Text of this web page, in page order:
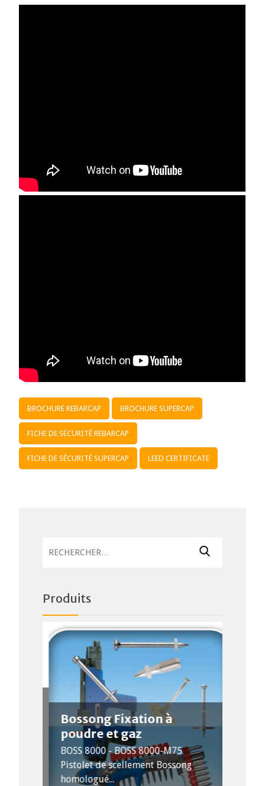
BROCHURE REBARCAP BROCHURE SUPERCAP
FICHE DE SÉCURITÉ REBARCAP
FICHE DE SÉCURITÉ SUPERCAP LEED CERTIFICATE
Produits
Bossong Fixation à
poudre et gaz
BOSS 8000 - BOSS 8000-M75
Pistolet de scellement Bossong
homologué...